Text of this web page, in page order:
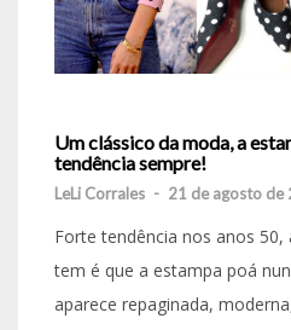
Um clássico da moda, a
tendência sempre!
LeLi Corrales - 21 de agosto de
Forte tendência nos anos 50,
tem é que a estampa poá
aparece repaginada,